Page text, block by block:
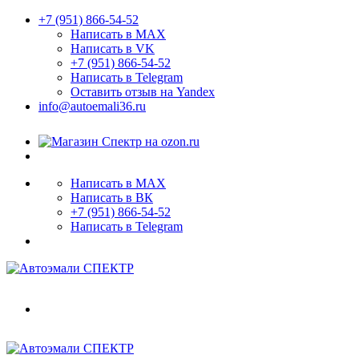
+7 (951) 866-54-52
Написать в MAX
Написать в VK
+7 (951) 866-54-52
Написать в Telegram
Оставить отзыв на Yandex
info@autoemali36.ru
Написать в MAX
Написать в ВК
+7 (951) 866-54-52
Написать в Telegram